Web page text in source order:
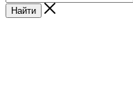
Найти